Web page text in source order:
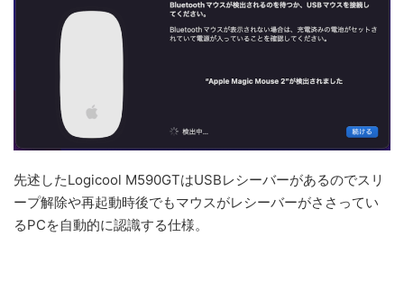
先述したLogicool M590GTはUSBレシーバーがあるのでスリ
ープ解除や再起動時後でもマウスがレシーバーがささってい
るPCを自動的に認識する仕様。